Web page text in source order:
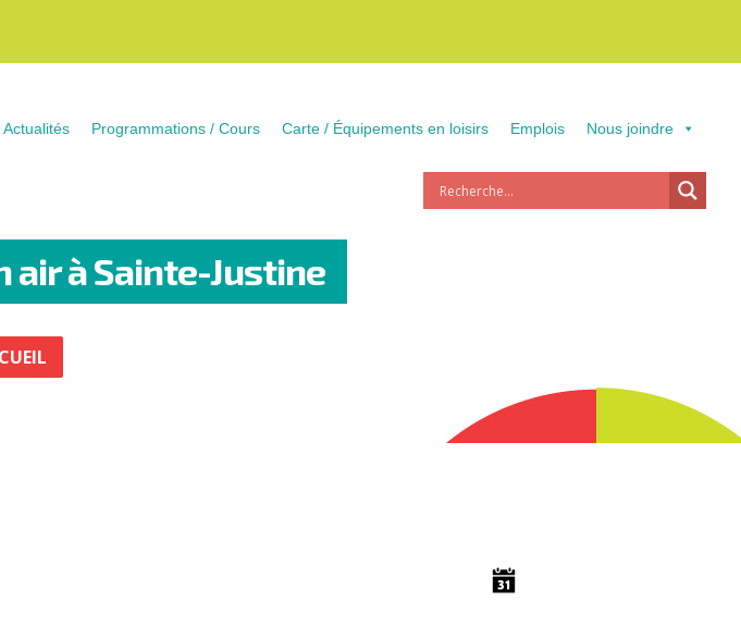
Actualités Programmations / Cours Carte / Équipements en loisirs Emplois Nous joindre
air à Sainte-Justine